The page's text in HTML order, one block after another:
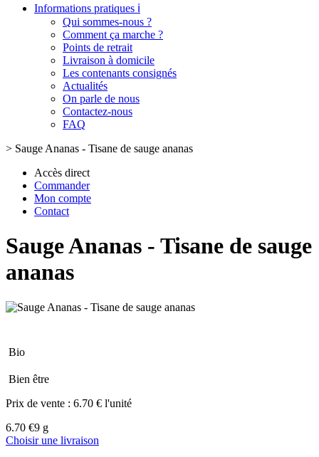
Informations pratiques ℹ️
Qui sommes-nous ?
Comment ça marche ?
Points de retrait
Livraison à domicile
Les contenants consignés
Actualités
On parle de nous
Contactez-nous
FAQ
> Sauge Ananas - Tisane de sauge ananas
Accès direct
Commander
Mon compte
Contact
Sauge Ananas - Tisane de sauge
ananas
Bio
Bien être
Prix de vente : 6.70 € l'unité
6.70 €9 g
Choisir une livraison